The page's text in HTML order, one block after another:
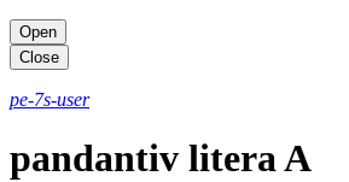
Open
Close
pe-7s-user
pandantiv litera A